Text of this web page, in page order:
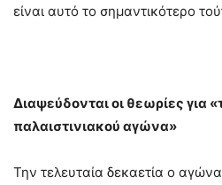
είναι αυτό το σημαντικότερο
Διαψεύδονται οι θεωρίες για
παλαιστινιακού αγώνα»
Την τελευταία δεκαετία ο